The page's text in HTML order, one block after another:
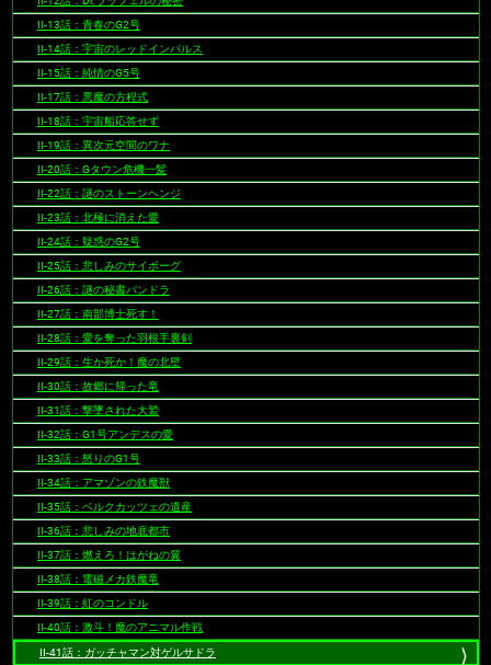
II-13話：青春のG2号
II-14話：宇宙のレッドインパルス
II-15話：純情のG5号
II-17話：悪魔の方程式
II-18話：宇宙船応答せず
II-19話：異次元空間のワナ
II-20話：Gタウン危機一髪
II-22話：謎のストーンヘンジ
II-23話：北極に消えた愛
II-24話：疑惑のG2号
II-25話：悲しみのサイボーグ
II-26話：謎の秘書パンドラ
II-27話：南部博士死す！
II-28話：愛を奪った羽根手裏剣
II-29話：生か死か！魔の北壁
II-30話：故郷に帰った竜
II-31話：撃墜された大鷲
II-32話：G1号アンデスの愛
II-33話：怒りのG1号
II-34話：アマゾンの鉄魔獣
II-35話：ベルクカッツェの遺産
II-36話：悲しみの地底都市
II-37話：燃えろ！はがねの翼
II-38話：電磁メカ鉄魔竜
II-39話：紅のコンドル
II-40話：激斗！魔のアニマル作戦
II-41話：ガッチャマン対ゲルサドラ